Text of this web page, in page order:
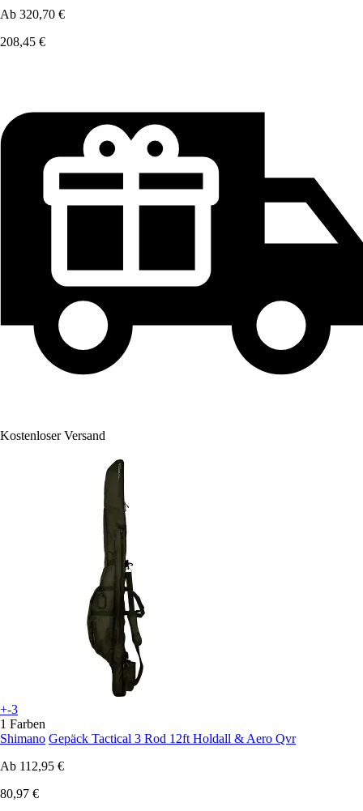
Ab 320,70 €
208,45 €
Kostenloser Versand
+-3
1 Farben
Shimano Gepäck Tactical 3 Rod 12ft Holdall & Aero Qvr
Ab 112,95 €
80,97 €